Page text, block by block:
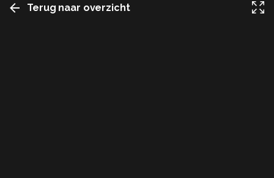
Terug naar overzicht